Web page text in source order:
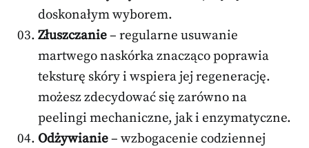
doskonałym wyborem.
Złuszczanie– regularne usuwanie
martwego naskórka znacząco poprawia
teksturę skóry i wspiera jej regenerację.
możesz zdecydować się zarówno na
peelingi mechaniczne, jak i enzymatyczne.
Odżywianie– wzbogacenie codziennej